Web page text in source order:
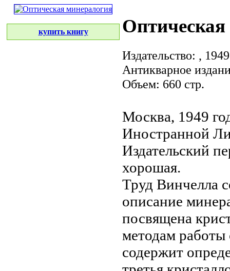
купить книгу
Издательство: ,
Антикварное
Объем: 660 стр.
Москва, 1949
Иностранной
Издательский
хорошая.
Труд Винчелла
описание
посвящена
методам
содержит